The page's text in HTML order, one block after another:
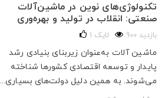
تکنولوژی‌های نوین در ماشین‌آلات
صنعتی: انقلاب در تولید و بهره‌وری
900 بازدید 1 لایک
ماشین آلات به‌عنوان زیربنای بنیادی رشد
پایدار و توسعه اقتصادی کشورها شناخته
می‌شوند. به همین دلیل دولت‌های بسیاری...